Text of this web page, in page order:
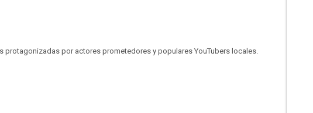
protagonizadas por actores prometedores y populares YouTubers locales.